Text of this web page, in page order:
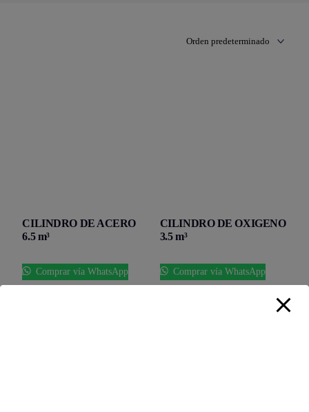
CILINDRO DE ACERO
6.5 m³
Comprar vía WhatsApp
CILINDRO DE OXIGENO
3.5 m³
Comprar vía WhatsApp